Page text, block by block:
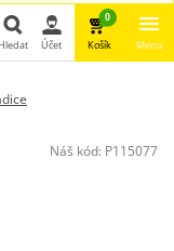
Hledat Účet
0
Košík Menu
Náš kód: P115077